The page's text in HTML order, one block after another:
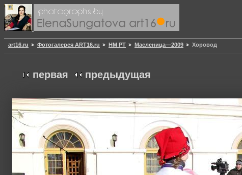
art16.ru Фотогалерея ART16.ru НМ РТ Масленица—2009 Хоровод
первая предыдущая